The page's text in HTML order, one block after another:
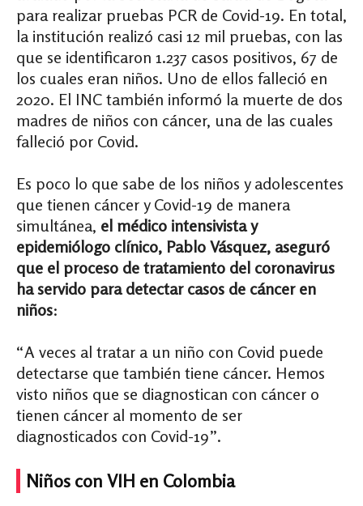
para realizar pruebas PCR de Covid-19. En total,
la institución realizó casi 12 mil pruebas, con las
que se identificaron 1.237 casos positivos, 67 de
los cuales eran niños. Uno de ellos falleció en
2020. El INC también informó la muerte de dos
madres de niños con cáncer, una de las cuales
falleció por Covid.
Es poco lo que sabe de los niños y adolescentes
que tienen cáncer y Covid-19 de manera
simultánea, el médico intensivista y
epidemiólogo clínico, Pablo Vásquez, aseguró
que el proceso de tratamiento del coronavirus
ha servido para detectar casos de cáncer en
niños:
“A veces al tratar a un niño con Covid puede
detectarse que también tiene cáncer. Hemos
visto niños que se diagnostican con cáncer o
tienen cáncer al momento de ser
diagnosticados con Covid-19”.
Niños con VIH en Colombia